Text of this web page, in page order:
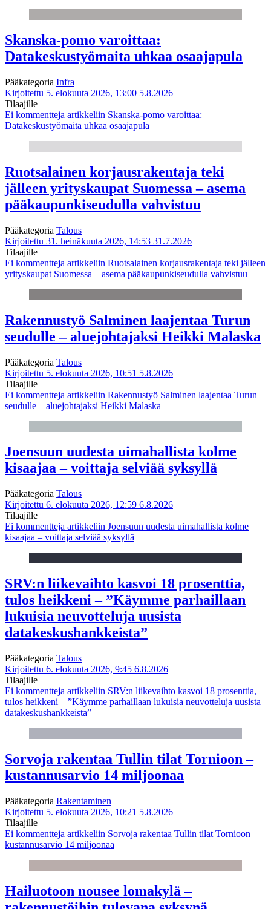
Skanska-pomo varoittaa:
Datakeskustyömaita uhkaa osaajapula
Pääkategoria Infra
Kirjoitettu 5. elokuuta 2026, 13:00 5.8.2026
Tilaajille
Ei kommentteja artikkeliin Skanska-pomo varoittaa:
Datakeskustyömaita uhkaa osaajapula
Ruotsalainen korjausrakentaja teki
jälleen yrityskaupat Suomessa – asema
pääkaupunkiseudulla vahvistuu
Pääkategoria Talous
Kirjoitettu 31. heinäkuuta 2026, 14:53 31.7.2026
Tilaajille
Ei kommentteja artikkeliin Ruotsalainen korjausrakentaja teki jälleen
yrityskaupat Suomessa – asema pääkaupunkiseudulla vahvistuu
Rakennustyö Salminen laajentaa Turun
seudulle – aluejohtajaksi Heikki Malaska
Pääkategoria Talous
Kirjoitettu 5. elokuuta 2026, 10:51 5.8.2026
Tilaajille
Ei kommentteja artikkeliin Rakennustyö Salminen laajentaa Turun
seudulle – aluejohtajaksi Heikki Malaska
Joensuun uudesta uimahallista kolme
kisaajaa – voittaja selviää syksyllä
Pääkategoria Talous
Kirjoitettu 6. elokuuta 2026, 12:59 6.8.2026
Tilaajille
Ei kommentteja artikkeliin Joensuun uudesta uimahallista kolme
kisaajaa – voittaja selviää syksyllä
SRV:n liikevaihto kasvoi 18 prosenttia,
tulos heikkeni – ”Käymme parhaillaan
lukuisia neuvotteluja uusista
datakeskushankkeista”
Pääkategoria Talous
Kirjoitettu 6. elokuuta 2026, 9:45 6.8.2026
Tilaajille
Ei kommentteja artikkeliin SRV:n liikevaihto kasvoi 18 prosenttia,
tulos heikkeni – ”Käymme parhaillaan lukuisia neuvotteluja uusista
datakeskushankkeista”
Sorvoja rakentaa Tullin tilat Tornioon –
kustannusarvio 14 miljoonaa
Pääkategoria Rakentaminen
Kirjoitettu 5. elokuuta 2026, 10:21 5.8.2026
Tilaajille
Ei kommentteja artikkeliin Sorvoja rakentaa Tullin tilat Tornioon –
kustannusarvio 14 miljoonaa
Hailuotoon nousee lomakylä –